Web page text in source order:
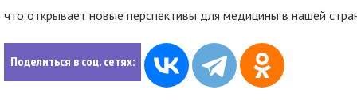
что открывает новые перспективы для медицины в нашей
Поделиться в соц. сетях: